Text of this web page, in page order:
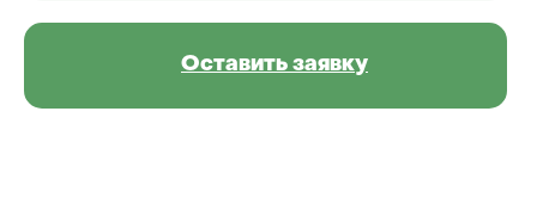
Оставить заявку